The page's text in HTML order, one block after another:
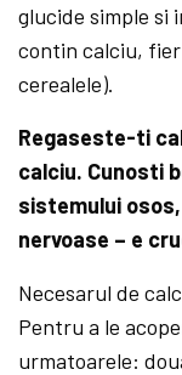
glucide simple si
contin calciu, fier
cerealele).
Regaseste-ti
calciu. Cunosti
sistemului
nervoase – e
Necesarul de
Pentru a le
urmatoarele: